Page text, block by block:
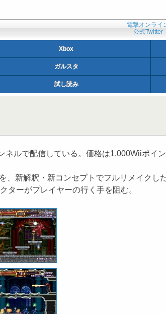
電撃オンライ
公式Twitter
Xbox
ガルスタ
試し読み
ルで配信している。価格は1,000Wiiポイン
新解釈・新コンセプトでフルリメイクし
ターがプレイヤーの行く手を阻む。